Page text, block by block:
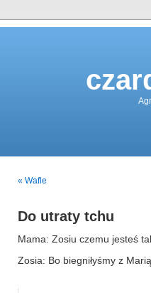
« Wafle
Do utraty tchu
Mama: Zosiu czemu jesteś
Zosia: Bo biegniłyśmy z